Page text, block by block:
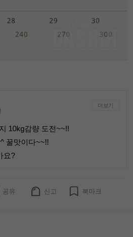
더보기
10kg감량 도전~~!!
꿀맛이다~~!!
요?
공유 신고 북마크